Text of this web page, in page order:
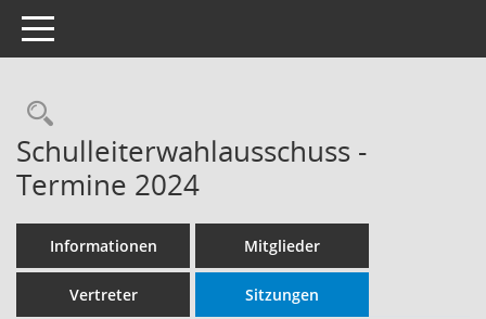
Toggle navigation
Rechercheauswahl
Schulleiterwahlausschuss -
Termine 2024
Informationen Mitglieder
Vertreter Sitzungen